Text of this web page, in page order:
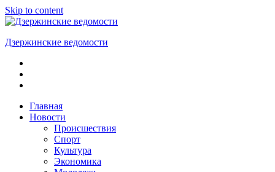
Skip to content
Дзержинские ведомости
ОБЩЕСТВЕННО-
ПОЛИТИЧЕСКАЯ
ГАЗЕТАГлавная
Новости
Происшествия
Спорт
Культура
Экономика